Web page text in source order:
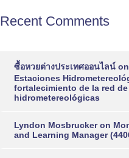
Recent Comments
ซื้อหวยต่างประเทศออนไลน์ on
Estaciones
fortalecimiento de la red
hidrometereológicas
Lyndon Mosbruckeron
and Learning Manager